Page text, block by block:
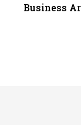
Business